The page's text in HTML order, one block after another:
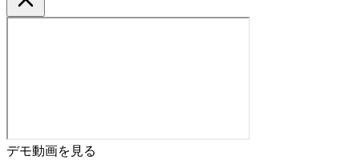
デモ動画を見る